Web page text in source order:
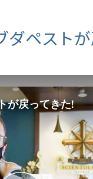
キャベッジ氏—
教会指導者
クリミノ
真実を知
ユナイテ
ツ
市民の人
サイエン
スター
ダペスト